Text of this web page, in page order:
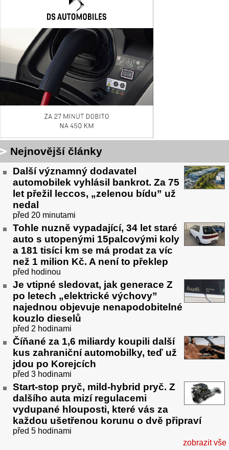
Nejnovější články
Další významný dodavatel
automobilek vyhlásil bankrot. Za 75
let přežil leccos, „zelenou bídu” už
nedal
před 20 minutami
Tohle nuzně vypadající, 34 let staré
auto s utopenými 15palcovými koly
a 181 tisíci km se má prodat za víc
než 1 milion Kč. A není to překlep
před hodinou
Je vtipné sledovat, jak generace Z
po letech „elektrické výchovy”
najednou objevuje nenapodobitelné
kouzlo dieselů
před 2 hodinami
Číňané za 1,6 miliardy koupili další
kus zahraniční automobilky, teď už
jdou po Korejcích
před 3 hodinami
Start-stop pryč, mild-hybrid pryč. Z
dalšího auta mizí regulacemi
vydupané hlouposti, které vás za
každou ušetřenou korunu o dvě připraví
před 5 hodinami
zobrazit vše